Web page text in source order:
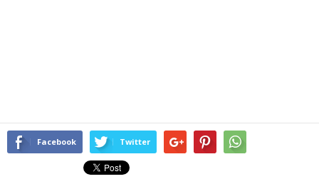
Facebook Twitter